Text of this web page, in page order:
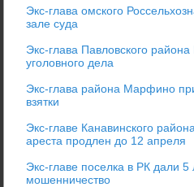
Экс-глава омского
зале суда
Экс-глава Павловского
уголовного дела
Экс-глава района Марфино
взятки
Экс-главе Канавинского
ареста продлен до 12 апреля
Экс-главе поселка в РК дали 5
мошенничество